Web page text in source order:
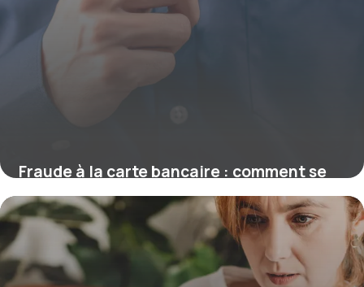
Fraude à la carte bancaire : comment se
faire rembourser ?
16 juillet 2026